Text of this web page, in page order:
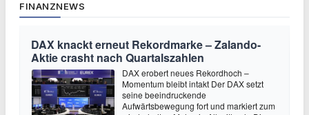
FINANZNEWS
DAX knackt erneut Rekordmarke – Zalando-
Aktie crasht nach Quartalszahlen
DAX erobert neues Rekordhoch –
Momentum bleibt intakt Der DAX setzt
seine beeindruckende
Aufwärtsbewegung fort und markiert zum